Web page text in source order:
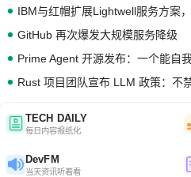
GitHub 再次爆发大规模服务降级
TECH DAILY
每日内容报纸化
DevFM
当天资讯听着看